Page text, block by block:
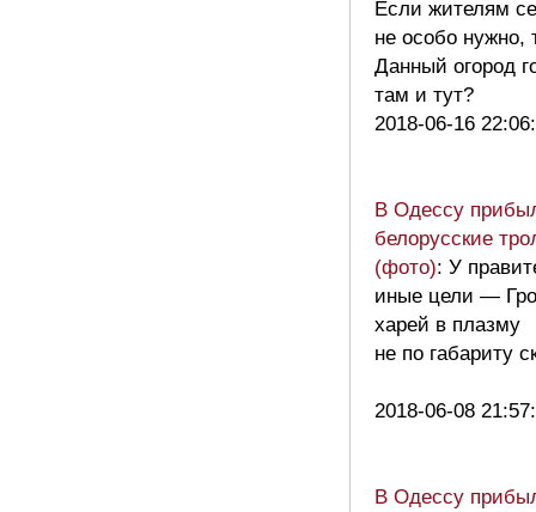
Если жителям
не особо нужно,
Данный огород
там и тут?
2018-06-16
В Одессу
белорусские
(фото): У
иные цели —
харей в плазму
не по габариту
2018-06-08
В Одессу